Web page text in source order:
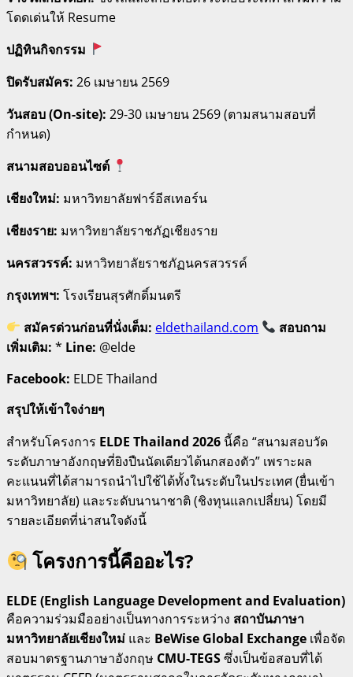
โดดเด่นให้ Resume
ปฏิทินกิจกรรม
ปิดรับสมัคร: 26 เมษายน 2569
วันสอบ (On-site): 29-30 เมษายน 2569 (ตามสนามสอบที่
กำหนด)
สนามสอบออนไซต์
เชียงใหม่: มหาวิทยาลัยฟาร์อีสเทอร์น
เชียงราย: มหาวิทยาลัยราชภัฏเชียงราย
นครสวรรค์: มหาวิทยาลัยราชภัฏนครสวรรค์
กรุงเทพฯ: โรงเรียนสุรศักดิ์มนตรี
สมัครด่วนก่อนที่นั่งเต็ม: eldethailand.com
สอบถาม
เพิ่มเติม: * Line: @elde
Facebook: ELDE Thailand
สรุปให้เข้าใจง่ายๆ
สำหรับโครงการ ELDE Thailand 2026 นี้คือ “สนามสอบวัด
ระดับภาษาอังกฤษที่ยิงปืนนัดเดียวได้นกสองตัว” เพราะผล
คะแนนที่ได้สามารถนำไปใช้ได้ทั้งในระดับในประเทศ (ยื่นเข้า
มหาวิทยาลัย) และระดับนานาชาติ (ชิงทุนแลกเปลี่ยน) โดยมี
รายละเอียดที่น่าสนใจดังนี้
โครงการนี้คืออะไร?
ELDE (English Language Development and Evaluation)
คือความร่วมมืออย่างเป็นทางการระหว่าง สถาบันภาษา
มหาวิทยาลัยเชียงใหม่ และ BeWise Global Exchange เพื่อจัด
สอบมาตรฐานภาษาอังกฤษ CMU-TEGSซึ่งเป็นข้อสอบที่ได้